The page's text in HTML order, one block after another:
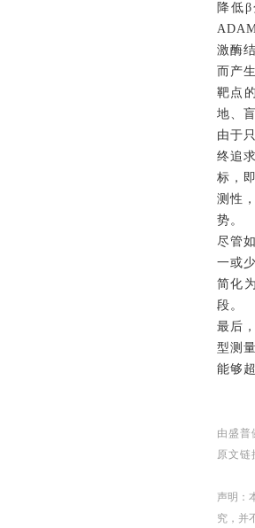
降低 β
激酶
而产
靶点
地、
由于
终追
标，
测性
势。
尽管
一或
简化
段。
最后
型测
能够
由盛普
原文链
声明：
究，并